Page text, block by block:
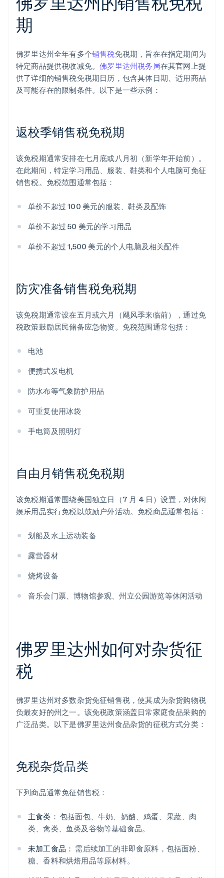
期
佛罗里达州全年有多个销售税免税期，旨在在指定期间为
特定商品提供税收减免。佛罗里达州税务局在其官网上提
供了详细的销售税免税期日历，包含具体日期、适用商品
及可能存在的限制条件。以下是一些示例：
返校季销售税免税期
该免税期通常安排在七月底或八月初（新学年开始前）。
在此期间，特定学习用品、服装、鞋类和个人电脑可免征
销售税。免税范围通常包括：
单价不超过 100 美元的服装、鞋类及配饰
单价不超过 50 美元的学习用品
单价不超过 1,500 美元的个人电脑及相关配件
防灾准备销售税免税期
该免税期通常设在五月或六月（飓风季来临前），通过免
税政策鼓励居民储备应急物资。免税范围通常包括：
电池
便携式发电机
防水布等气象防护用品
可重复使用冰袋
手电筒及照明灯
自由月销售税免税期
该免税期通常围绕美国独立日（7 月 4 日）设置，对休闲
娱乐用品实行免税以鼓励户外活动。免税商品通常包括：
划船及水上运动装备
露营器材
烧烤设备
音乐会门票、博物馆参观、州立公园游览等休闲活动
佛罗里达州如何对杂货征
税
佛罗里达州对多数杂货免征销售税，使其成为杂货购物税
负最友好的州之一。该免税政策涵盖日常家庭食品采购的
广泛品类。以下是佛罗里达州食品杂货的征税方式分类：
免税杂货品类
下列商品通常免征销售税：
主食类： 包括面包、牛奶、奶酪、鸡蛋、果蔬、肉
类、禽类、鱼类及谷物等基础食品。
未加工食品： 需后续加工的非即食原料，包括面粉、
糖、香料和烘焙用品等原材料。